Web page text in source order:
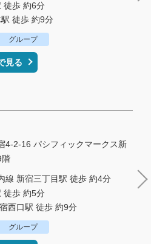
徒歩 約6分
徒歩 約9分
グループ
見る
4-2-16 パシフィックマークス新
階
線 新宿三丁目駅 徒歩 約4分
徒歩 約5分
西口駅 徒歩 約9分
グループ